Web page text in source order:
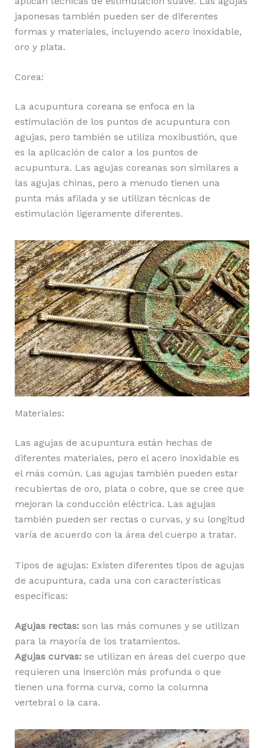
japonesas también pueden ser de diferentes
formas y materiales, incluyendo acero inoxidable,
oro y plata.
Corea:
La acupuntura coreana se enfoca en la
estimulación de los puntos de acupuntura con
agujas, pero también se utiliza moxibustión, que
es la aplicación de calor a los puntos de
acupuntura. Las agujas coreanas son similares a
las agujas chinas, pero a menudo tienen una
punta más afilada y se utilizan técnicas de
estimulación ligeramente diferentes.
Materiales:
Las agujas de acupuntura están hechas de
diferentes materiales, pero el acero inoxidable es
el más común. Las agujas también pueden estar
recubiertas de oro, plata o cobre, que se cree que
mejoran la conducción eléctrica. Las agujas
también pueden ser rectas o curvas, y su longitud
varía de acuerdo con la área del cuerpo a tratar.
Tipos de agujas: Existen diferentes tipos de agujas
de acupuntura, cada una con características
específicas:
Agujas rectas:son las más comunes y se utilizan
para la mayoría de los tratamientos.
Agujas curvas:se utilizan en áreas del cuerpo que
requieren una inserción más profunda o que
tienen una forma curva, como la columna
vertebral o la cara.